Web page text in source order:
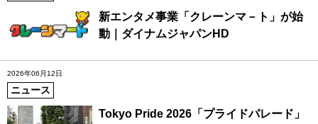
新エンタメ事業「クレーンマ－ト」が始
動｜ダイナムジャパンHD
2026年06月12日
ニュース
Tokyo Pride 2026「プライドパレード」